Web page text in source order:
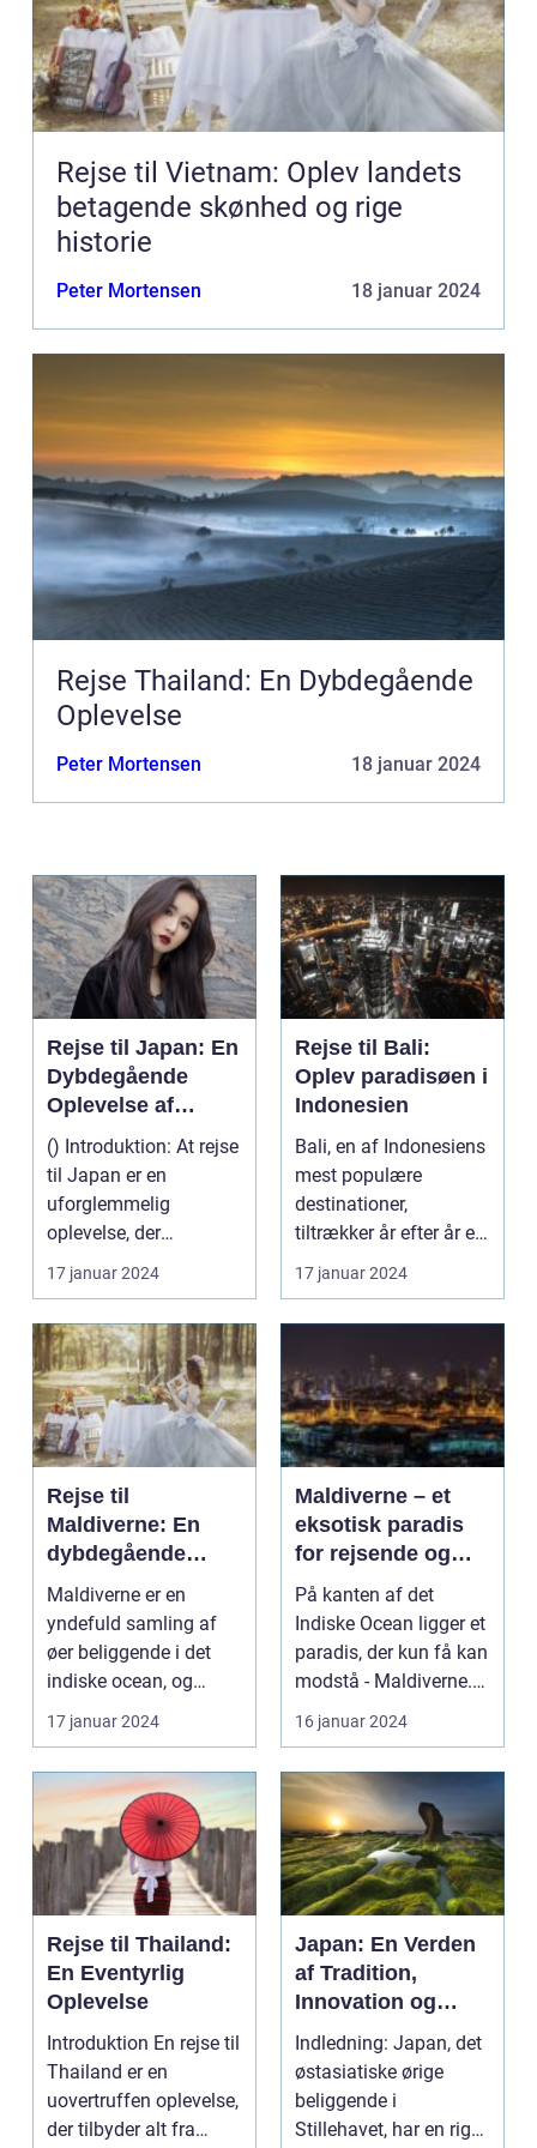
Rejse til Vietnam: Oplev landets
betagende skønhed og rige
historie
Peter Mortensen 18 januar 2024
Rejse Thailand: En Dybdegående
Oplevelse
Peter Mortensen 18 januar 2024
Rejse til Japan: En
Dybdegående
Oplevelse af
Kultur og Historie
() Introduktion: At rejse
til Japan er en
uforglemmelig
oplevelse, der
tilfredsstiller enhver
eventy...
17 januar 2024
Rejse til Bali:
Oplev paradisøen i
Indonesien
Bali, en af Indonesiens
mest populære
destinationer,
tiltrækker år efter år et
utal af rejsende og e...
17 januar 2024
Rejse til
Maldiverne: En
dybdegående
oplevelse af
paradisets
skønhed og
historie
Maldiverne er en
yndefuld samling af
øer beliggende i det
indiske ocean, og
tilbyder en
uforglemmeli...
17 januar 2024
Maldiverne – et
eksotisk paradis
for rejsende og
eventyrlystne
På kanten af det
Indiske Ocean ligger et
paradis, der kun få kan
modstå - Maldiverne.
Denne smukke ø...
16 januar 2024
Rejse til Thailand:
En Eventyrlig
Oplevelse
Introduktion En rejse til
Thailand er en
uovertruffen oplevelse,
der tilbyder alt fra
Japan: En Verden
af Tradition,
Innovation og
Skønhed
Indledning: Japan, det
østasiatiske ørige
beliggende i
Stillehavet, har en rig